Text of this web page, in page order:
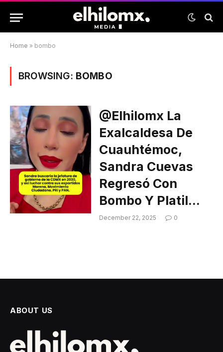
Home » bombo
BROWSING: BOMBO
@elhilomx La
Exalcaldesa De
Cuauhtémoc,
Sandra Cuevas
Regresó Con
Bombo Y Platil…
December 22, 2025 0
ABOUT US